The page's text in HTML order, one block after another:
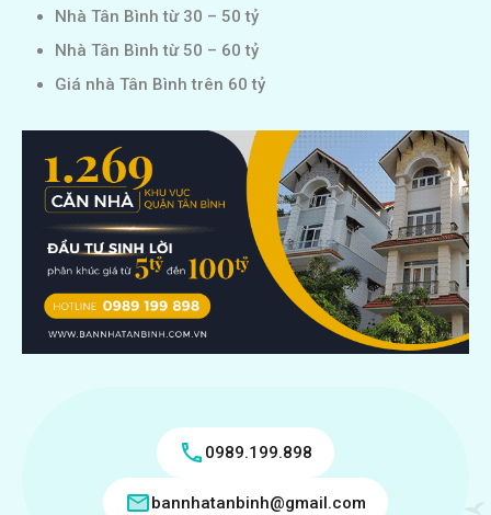
Nhà Tân Bình từ 30 – 50 tỷ
Nhà Tân Bình từ 50 – 60 tỷ
Giá nhà Tân Bình trên 60 tỷ
0989.199.898
bannhatanbinh@gmail.com